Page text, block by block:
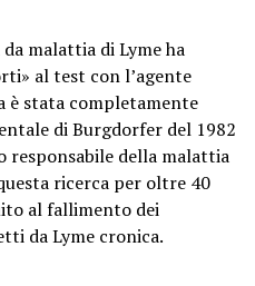
malattia di Lyme ha
al test con l’agente
è stata completamente
di Burgdorfer del 1982
responsabile della malattia
ricerca per oltre 40
al fallimento dei
da Lyme cronica.